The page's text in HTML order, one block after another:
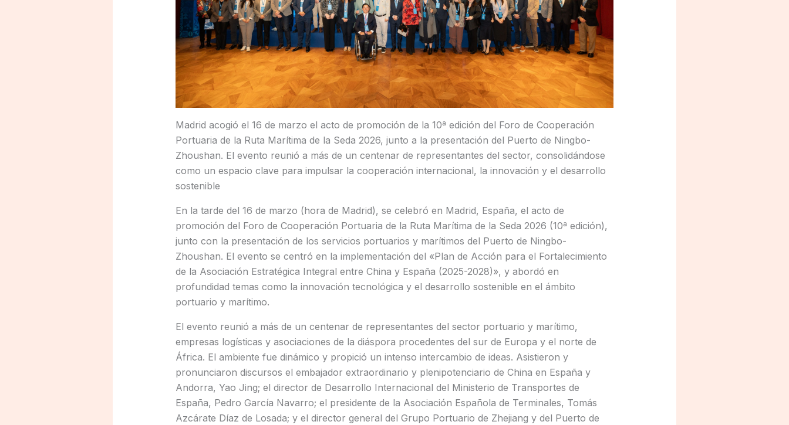
Madrid acogió el 16 de marzo el acto de promoción de la 10ª edición del Foro de Cooperación
Portuaria de la Ruta Marítima de la Seda 2026, junto a la presentación del Puerto de Ningbo-
Zhoushan. El evento reunió a más de un centenar de representantes del sector, consolidándose
como un espacio clave para impulsar la cooperación internacional, la innovación y el desarrollo
sostenible
En la tarde del 16 de marzo (hora de Madrid), se celebró en Madrid, España, el acto de
promoción del Foro de Cooperación Portuaria de la Ruta Marítima de la Seda 2026 (10ª edición),
junto con la presentación de los servicios portuarios y marítimos del Puerto de Ningbo-
Zhoushan. El evento se centró en la implementación del «Plan de Acción para el Fortalecimiento
de la Asociación Estratégica Integral entre China y España (2025-2028)», y abordó en
profundidad temas como la innovación tecnológica y el desarrollo sostenible en el ámbito
portuario y marítimo.
El evento reunió a más de un centenar de representantes del sector portuario y marítimo,
empresas logísticas y asociaciones de la diáspora procedentes del sur de Europa y el norte de
África. El ambiente fue dinámico y propició un intenso intercambio de ideas. Asistieron y
pronunciaron discursos el embajador extraordinario y plenipotenciario de China en España y
Andorra, Yao Jing; el director de Desarrollo Internacional del Ministerio de Transportes de
España, Pedro García Navarro; el presidente de la Asociación Española de Terminales, Tomás
Azcárate Díaz de Losada; y el director general del Grupo Portuario de Zhejiang y del Puerto de